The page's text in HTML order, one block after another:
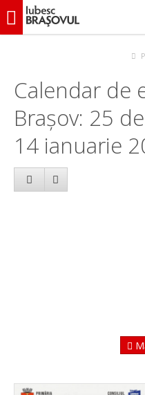
iubescbraşovul.ro
Calendar de
Brașov: 25
14 ianuarie